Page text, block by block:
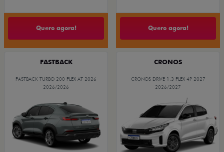
Quero agora! Quero agora!
FASTBACK
FASTBACK TURBO 200 FLEX AT 2026
2026/2026
CRONOS
CRONOS DRIVE 1.3 FLEX 4P 2027
2026/2027